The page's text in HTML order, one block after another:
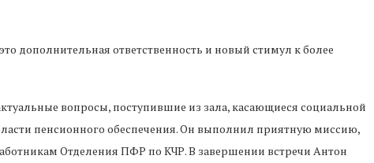
дополнительная ответственность и новый стимул к более
вопросы, поступившие из зала, касающиеся социальной
пенсионного обеспечения. Он выполнил приятную миссию,
Отделения ПФР по КЧР. В завершении встречи Антон